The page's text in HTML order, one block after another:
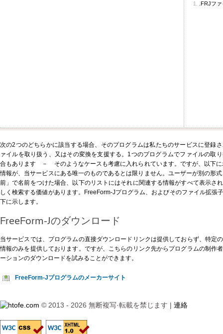
.FRJフ
次の2つのどちらかに該当する場合、そのプログラムは私たちのサービスに登
ァイルを取り扱う、又はその変換を支援する。1つのプログラムでファイルの取
合もあります － そのようなケースも考慮に入れられています。ですが、以下に
情報が、当サービスにある唯一のものであるとは限りません。ユーザーが別の形
前」で名前をつけた場合、以下のリストにはそれに関連する情報がすべて表示さ
しく検索する価値があります。FreeForm-Jプログラム、およびそのファイル拡張
下に示します。
FreeForm-Jのダウンロード
当サービスでは、プログラムの直接ダウンロードリンクは提供しておらず、特定
情報のみを提供しております。ですが、 こちらのリンク先からプログラムの制作
ーションのダウンロードを試みることができます。
FreeForm-Jプログラムのメーカーサイト
© 2013 - 2026 無断複写·転載を禁じます | 連絡